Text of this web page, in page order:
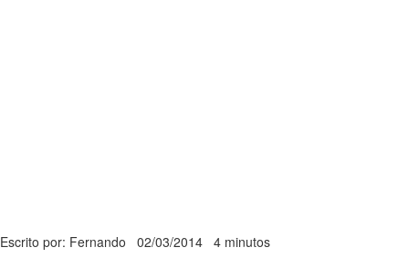
Escrito por: Fernando 02/03/2014 4 minutos